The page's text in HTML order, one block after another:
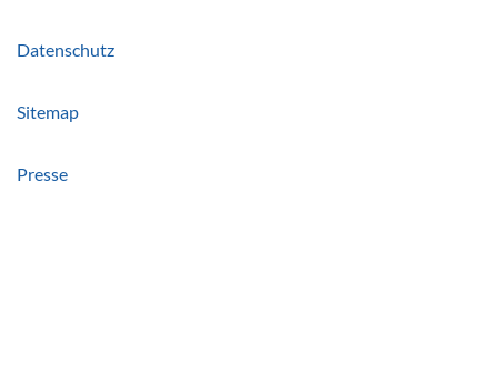
Datenschutz
Sitemap
Presse